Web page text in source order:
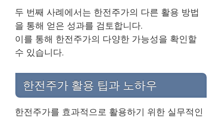
두 번째 사례에서는 한전주가의 다른 활용 방법
을 통해 얻은 성과를 검토합니다.
이를 통해 한전주가의 다양한 가능성을 확인할
수 있습니다.
한전주가 활용 팁과 노하우
한전주가를 효과적으로 활용하기 위한 실무적인